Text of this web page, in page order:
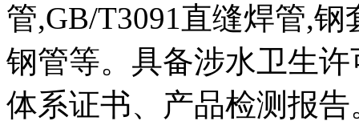
管,GB/T3091直缝焊管,
钢管等。具备涉水卫生
体系证书、产品检测报